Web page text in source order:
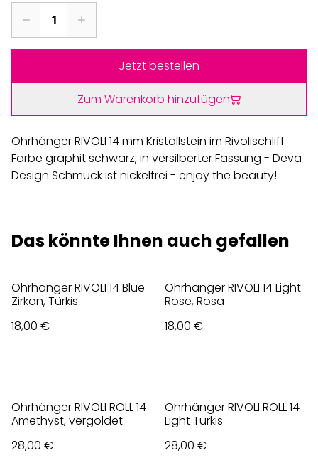
Jetzt bestellen
Zum Warenkorb hinzufügen
Ohrhänger RIVOLI 14 mm Kristallstein im Rivolischliff
Farbe graphit schwarz, in versilberter Fassung - Deva
Design Schmuck ist nickelfrei - enjoy the beauty!
Das könnte Ihnen auch gefallen
Ohrhänger RIVOLI 14 Blue
Zirkon, Türkis
18,00 €
Ohrhänger RIVOLI 14 Light
Rose, Rosa
18,00 €
Ohrhänger RIVOLI ROLL 14
Amethyst, vergoldet
28,00 €
Ohrhänger RIVOLI ROLL 14
Light Türkis
28,00 €